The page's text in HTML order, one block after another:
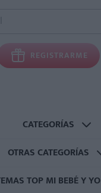
REGISTRARME
CATEGORÍAS
OTRAS CATEGORÍAS
TOP MI BEBÉ Y YO